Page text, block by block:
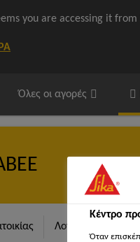
you are accessing it
Όλες οι αγορές
Λογισμικά Sika /
Κέντρο
Όταν